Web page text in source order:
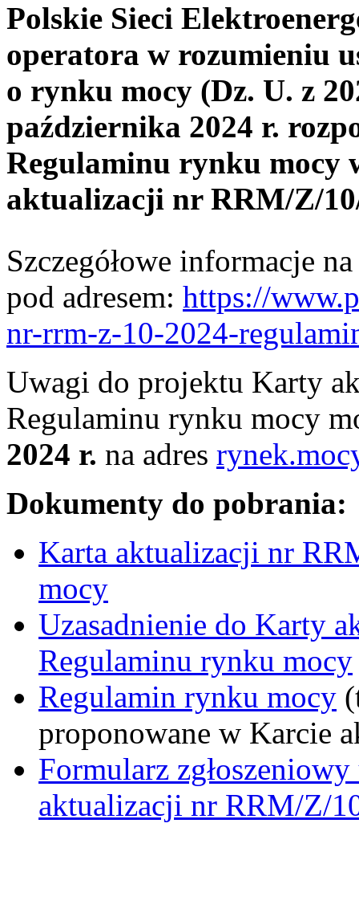
Polskie Sieci
operatora w rozumieniu
o rynku mocy (Dz. U. z
października 2024 r.
Regulaminu rynku
aktualizacji nr RRM/Z/
Szczegółowe informacje
pod adresem: https://
nr-rrm-z-10-2024-
Uwagi do projektu Karty
Regulaminu rynku mocy
2024 r. na adres
Dokumenty do pobrania:
Karta aktualizacji nr
mocy
Uzasadnienie do Karty
Regulaminu rynku mocy
Regulamin rynku mocy
proponowane w Karcie
Formularz
aktualizacji nr RRM/Z/